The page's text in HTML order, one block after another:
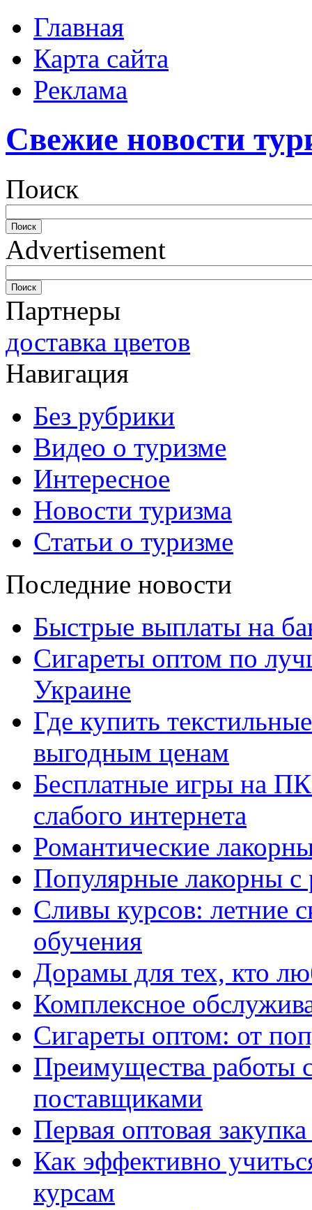
Главная
Карта сайта
Реклама
Свежие новости
Поиск
Advertisement
Партнеры
доставка цветов
Навигация
Без рубрики
Видео о туризме
Интересное
Новости туризма
Статьи о туризме
Последние новости
Быстрые выплаты на
Сигареты оптом по
Украине
Где купить
выгодным ценам
Бесплатные игры на
слабого интернета
Романтические
Популярные лакорны с
Сливы курсов: летние
обучения
Дорамы для тех, кто
Комплексное
Сигареты оптом: от
Преимущества работы
поставщиками
Первая оптовая
Как эффективно
курсам